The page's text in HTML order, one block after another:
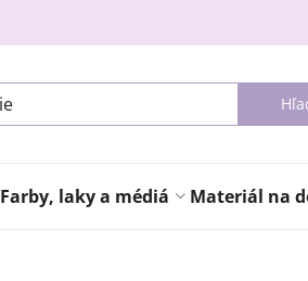
Farby, laky a médiá Materiál na